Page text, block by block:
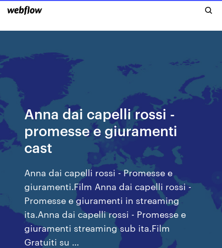
Anna dai capelli rossi -
promesse e giuramenti
cast
Anna dai capelli rossi - Promesse e
giuramenti.Film Anna dai capelli rossi -
Promesse e giuramenti in streaming
ita.Anna dai capelli rossi - Promesse e
giuramenti streaming sub ita.Film
Gratuiti su …